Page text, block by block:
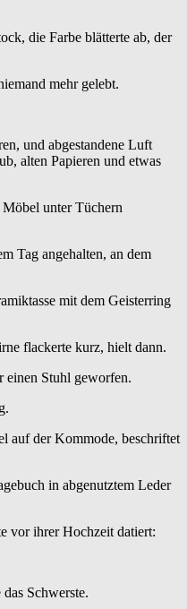
die Farbe blätterte ab, der
mehr gelebt.
und abgestandene Luft
alten Papieren und etwas
unter Tüchern
Tag angehalten, an dem
mit dem Geisterring
flackerte kurz, hielt dann.
einen Stuhl geworfen.
auf der Kommode, beschriftet
in abgenutztem Leder
vor ihrer Hochzeit datiert:
Schwerste.